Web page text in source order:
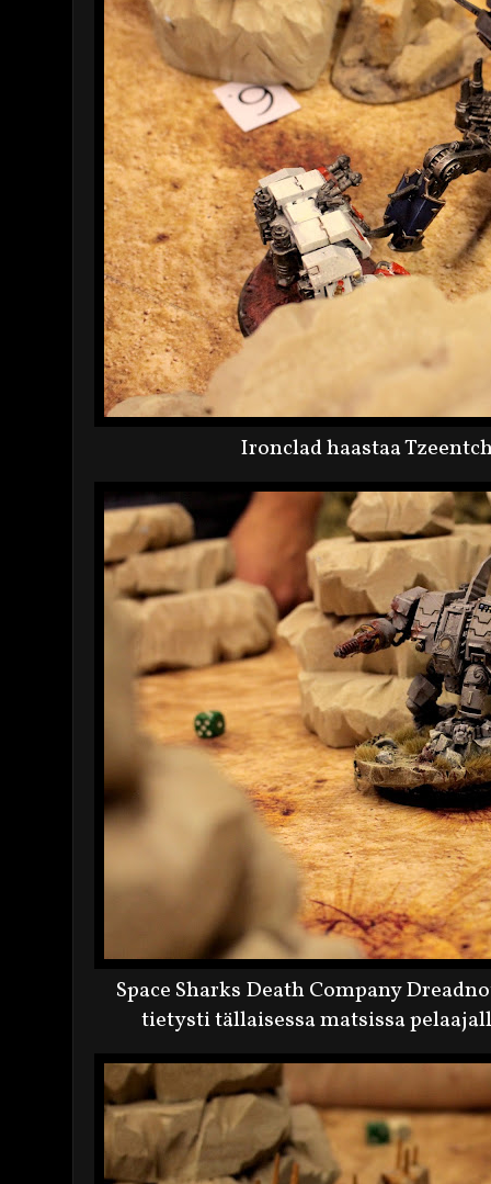
Ironclad haastaa
Space Sharks Death Company
tietysti tällaisessa matsissa